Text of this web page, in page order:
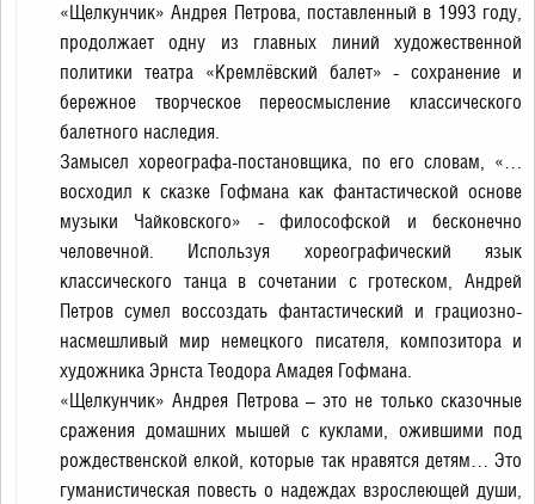
«Щелкунчик» Андрея Петрова, поставленный в 1993 году,
продолжает одну из главных линий художественной
политики театра «Кремлёвский балет» - сохранение и
бережное творческое переосмысление классического
балетного наследия.
Замысел хореографа-постановщика, по его словам, «…
восходил к сказке Гофмана как фантастической основе
музыки Чайковского» - философской и бесконечно
человечной. Используя хореографический язык
классического танца в сочетании с гротеском, Андрей
Петров сумел воссоздать фантастический и грациозно-
насмешливый мир немецкого писателя, композитора и
художника Эрнста Теодора Амадея Гофмана.
«Щелкунчик» Андрея Петрова – это не только сказочные
сражения домашних мышей с куклами, ожившими под
рождественской елкой, которые так нравятся детям… Это
гуманистическая повесть о надеждах взрослеющей души,